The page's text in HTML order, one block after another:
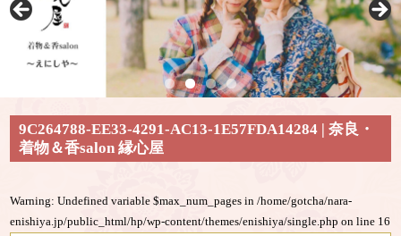
9C264788-EE33-4291-AC13-1E57FDA14284 | 奈良・
着物＆香salon 縁心屋
Warning: Undefined variable $max_num_pages in/home/gotcha/nara-
enishiya.jp/public_html/hp/wp-content/themes/enishiya/single.php on line 16